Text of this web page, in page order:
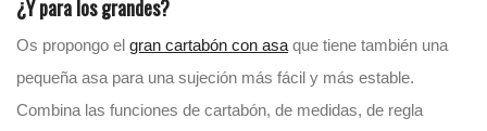
¿Y para los grandes?
Os propongo el gran cartabón con asa que tiene también una
pequeña asa para una sujeción más fácil y más estable.
Combina las funciones de cartabón, de medidas, de regla